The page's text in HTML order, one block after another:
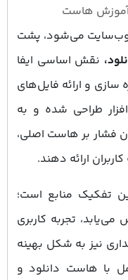
هاست
وب‌سایت می‌شود، پشت
نقش اساسی ایفا
و ارائه فایل‌های
طراحی شده و به
فشار بر هاست اصلی،
ارائه دهند.
تفکیک منابع است؛
تجربه کاربری
نیز به شکل بهینه
با هاست دانلود و